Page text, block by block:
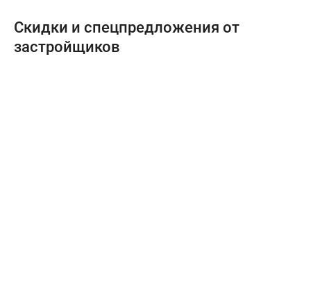
Скидки и спецпредложения от
застройщиков